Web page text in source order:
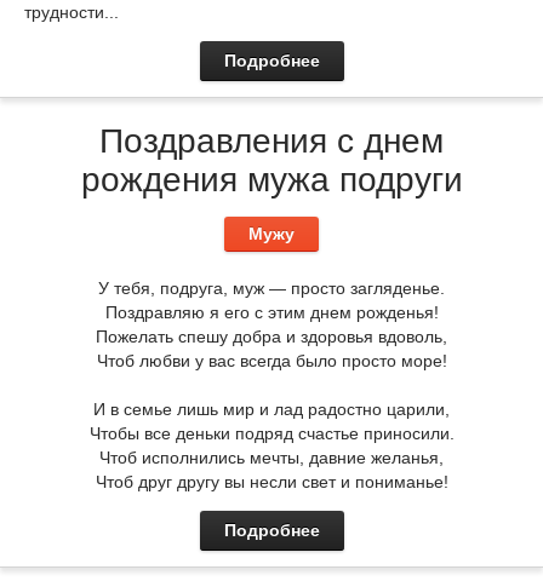
трудности...
Подробнее
Поздравления с днем
рождения мужа подруги
Мужу
У тебя, подруга, муж — просто загляденье.
Поздравляю я его с этим днем рожденья!
Пожелать спешу добра и здоровья вдоволь,
Чтоб любви у вас всегда было просто море!
И в семье лишь мир и лад радостно царили,
Чтобы все деньки подряд счастье приносили.
Чтоб исполнились мечты, давние желанья,
Чтоб друг другу вы несли свет и пониманье!
Подробнее